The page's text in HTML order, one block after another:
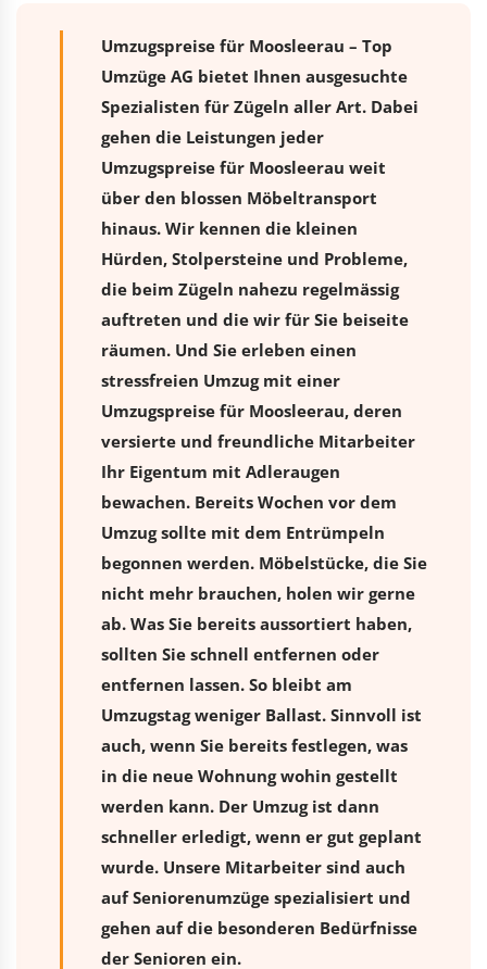
Umzugspreise für Moosleerau – Top
Umzüge AG bietet Ihnen ausgesuchte
Spezialisten für Zügeln aller Art. Dabei
gehen die Leistungen jeder
Umzugspreise für Moosleerau weit
über den blossen Möbeltransport
hinaus. Wir kennen die kleinen
Hürden, Stolpersteine und Probleme,
die beim Zügeln nahezu regelmässig
auftreten und die wir für Sie beiseite
räumen. Und Sie erleben einen
stressfreien Umzugmit einer
Umzugspreise für Moosleerau, deren
versierte und freundliche Mitarbeiter
Ihr Eigentum mit Adleraugen
bewachen. Bereits Wochen vor dem
Umzug sollte mit dem Entrümpeln
begonnen werden. Möbelstücke, die Sie
nicht mehr brauchen, holen wir gerne
ab. Was Sie bereits aussortiert haben,
sollten Sie schnell entfernen oder
entfernen lassen. So bleibt am
Umzugstag weniger Ballast. Sinnvoll ist
auch, wenn Sie bereits festlegen, was
in die neue Wohnung wohin gestellt
werden kann. Der Umzug ist dann
schneller erledigt, wenn er gut geplant
wurde. Unsere Mitarbeiter sind auch
auf Seniorenumzüge spezialisiert und
gehen auf die besonderen Bedürfnisse
der Senioren ein.